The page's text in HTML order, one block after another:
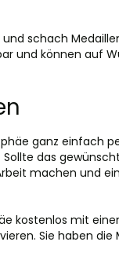
schach
und können auf
ganz einfach
das
machen und
kostenlos mit
Sie haben